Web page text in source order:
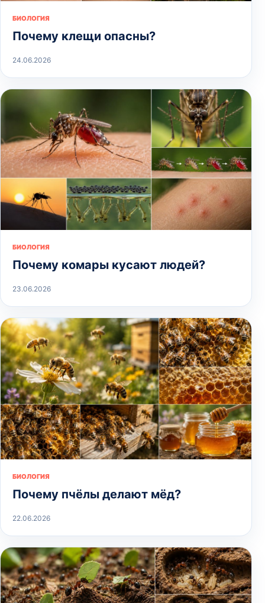
БИОЛОГИЯ
Почему клещи опасны?
24.06.2026
БИОЛОГИЯ
Почему комары кусают людей?
23.06.2026
БИОЛОГИЯ
Почему пчёлы делают мёд?
22.06.2026